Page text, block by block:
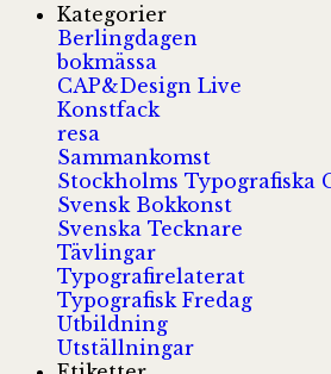
Kategorier
Berlingdagen
bokmässa
CAP&Design Live
Konstfack
resa
Sammankomst
Stockholms Typografiska
Svensk Bokkonst
Svenska Tecknare
Tävlingar
Typografirelaterat
Typografisk Fredag
Utbildning
Utställningar